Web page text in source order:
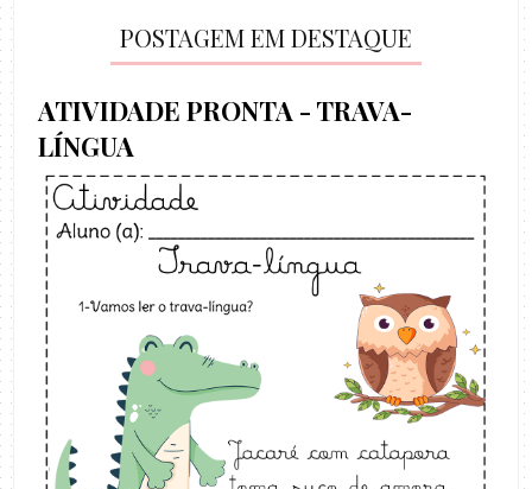
POSTAGEM EM DESTAQUE
ATIVIDADE PRONTA - TRAVA-
LÍNGUA